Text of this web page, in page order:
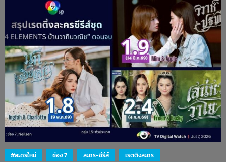
#ละครใหม่ ช่อง 7 ละคร-ซีรีส์ เรตติงละคร